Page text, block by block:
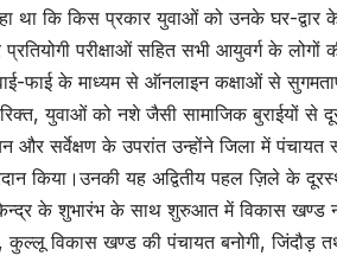
कि किस प्रकार युवाओं को उनके घर-द्वार
परीक्षाओं सहित सभी आयुवर्ग के लोगों
फाई के माध्यम से ऑनलाइन कक्षाओं से
युवाओं को नशे जैसी सामाजिक बुराईयों
और सर्वेक्षण के उपरांत उन्होंने जिला में
किया।उनकी यह अद्वितीय पहल ज़िले के
केन्द्र के शुभारंभ के साथ शुरुआत में विकास खण्ड
कुल्लू विकास खण्ड की पंचायत बनोगी, जिंदौड़